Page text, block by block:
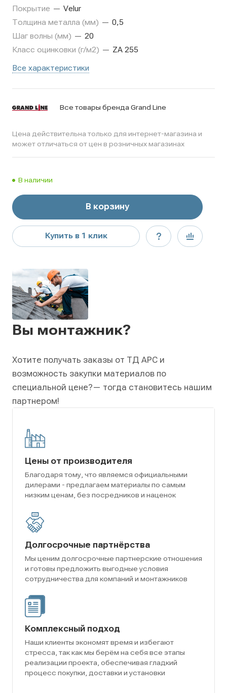
Покрытие — Velur
Толщина металла (мм) — 0,5
Шаг волны (мм) — 20
Класс оцинковки (г/м2) — ZA 255
Все характеристики
Все товары бренда Grand Line
Цена действительна только для интернет-магазина и
может отличаться от цен в розничных магазинах
В наличии
В корзину
Купить в 1 клик
Вы монтажник?
Хотите получать заказы от ТД АРС и
возможность закупки материалов по
специальной цене?— тогда становитесь нашим
партнером!
Цены от производителя
Благодаря тому, что являемся официальными
дилерами - предлагаем материалы по самым
низким ценам, без посредников и наценок
Долгосрочные партнёрства
Мы ценим долгосрочные партнерские отношения
и готовы предложить выгодные условия
сотрудничества для компаний и монтажников
Комплексный подход
Наши клиенты экономят время и избегают
стресса, так как мы берём на себя все этапы
реализации проекта, обеспечивая гладкий
процесс покупки, доставки и установки